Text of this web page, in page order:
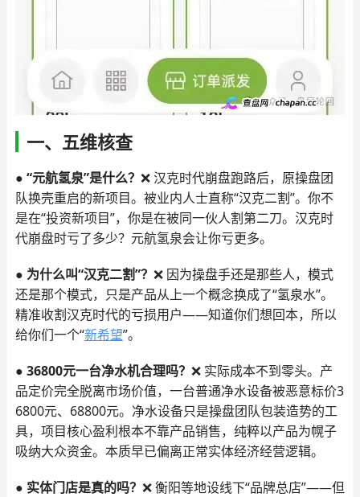
一、五维核查
● “元航氢泉”是什么？ ❌ 汉克时代崩盘跑路后，原操盘团
队换壳重启的新项目。被业内人士直称“汉克二割”。你不
是在“投资新项目”，你是在被同一伙人割第二刀。汉克时
代崩盘时亏了多少？元航氢泉会让你亏更多。
● 为什么叫“汉克二割”？ ❌ 因为操盘手还是那些人，模式
还是那个模式，只是产品从上一个概念换成了“氢泉水”。
精准收割汉克时代的亏损用户——知道你们想回本，所以
给你们一个“新希望”。
● 36800元一台净水机合理吗？ ❌ 实际成本不到零头。产
品定价完全脱离市场价值，一台普通净水设备被恶意标价3
6800元、68800元。净水设备只是操盘团队包装造势的工
具，项目核心盈利根本不靠产品销售，纯粹以产品为幌子
吸纳大众资金。本质早已偏离正常实体经济经营逻辑。
● 实体门店是真的吗？ ❌ 衡阳等地设线下“品牌总店”——但